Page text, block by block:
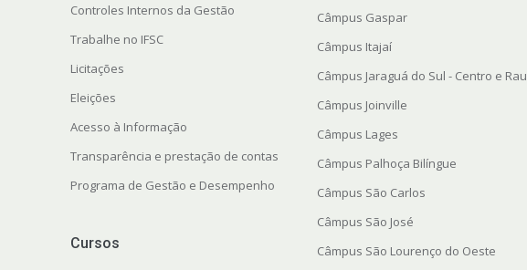
Controles Internos da Gestão
Trabalhe no IFSC
Licitações
Eleições
Acesso à Informação
Transparência e prestação de contas
Programa de Gestão e Desempenho
Cursos
Câmpus Gaspar
Câmpus Itajaí
Câmpus Jaraguá do Sul - Centro e Rau
Câmpus Joinville
Câmpus Lages
Câmpus Palhoça Bilíngue
Câmpus São Carlos
Câmpus São José
Câmpus São Lourenço do Oeste